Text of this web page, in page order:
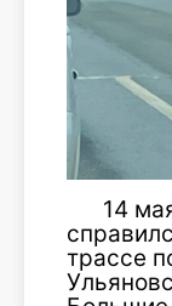
14
трассе